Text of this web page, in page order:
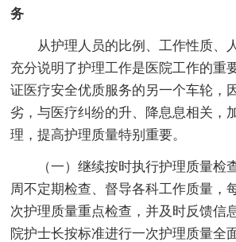
务
从护理人员的比例、工作性质、
充分说明了护理工作是医院工作的重
证医疗安全优质服务的另一个车轮，
劣，与医疗纠纷的升、降息息相关，
理，提高护理质量特别重要。
（一）继续按时执行护理质量检
周不定期检查、督导各科工作质量，
次护理质量重点检查，并及时反馈信
院护士长按标准进行一次护理质量全